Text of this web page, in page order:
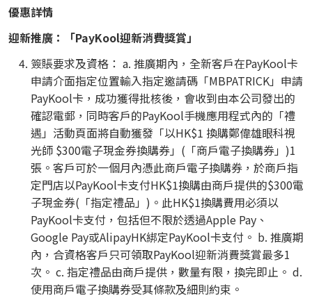
優惠詳情
迎新推廣：「PayKool迎新消費獎賞」
簽賬要求及資格： a. 推廣期內，全新客戶在PayKool卡
申請介面指定位置輸入指定邀請碼「MBPATRICK」申請
PayKool卡，成功獲得批核後，會收到由本公司發出的
確認電郵，同時客戶的PayKool手機應用程式內的「禮
遇」活動頁面將自動獲發「以HK$1 換購鄭偉雄眼科視
光師 $300電子現金券換購券」(「商戶電子換購券」)1
張。客戶可於一個月內憑此商戶電子換購券，於商戶指
定門店以PayKool卡支付HK$1換購由商戶提供的$300電
子現金券(「指定禮品」)。此HK$1換購費用必須以
PayKool卡支付，包括但不限於透過Apple Pay、
Google Pay或AlipayHK綁定PayKool卡支付。 b. 推廣期
內，合資格客戶只可領取PayKool迎新消費獎賞最多1
次。 c. 指定禮品由商戶提供，數量有限，換完即止。 d.
使用商戶電子換購券受其條款及細則約束。